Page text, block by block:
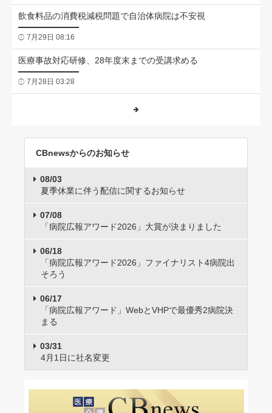
飲食料品の消費税減税問題で自治体病院は不安視
7月29日 08:16
医療事故対応研修、28年度末までの受講求める
7月28日 03:28
CBnewsからのお知らせ
08/03
夏季休業に伴う配信に関するお知らせ
07/08
「病院広報アワード2026」大賞が決まりました
06/18
「病院広報アワード2026」ファイナリスト4病院出
そろう
06/17
「病院広報アワード」WebとVHPで最優秀2病院決
まる
03/31
4月1日に社名変更